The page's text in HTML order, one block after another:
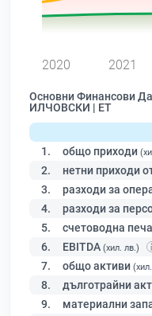
2020 2021
Основни Финансови
ИЛЧОВСКИ | ЕТ
1. общо приходи
2. нетни приходи
3. разходи за
4. разходи за
5. счетоводна
6. EBITDA (хил. лв.)
7. общо активи
8. дълготрайни
9. материални